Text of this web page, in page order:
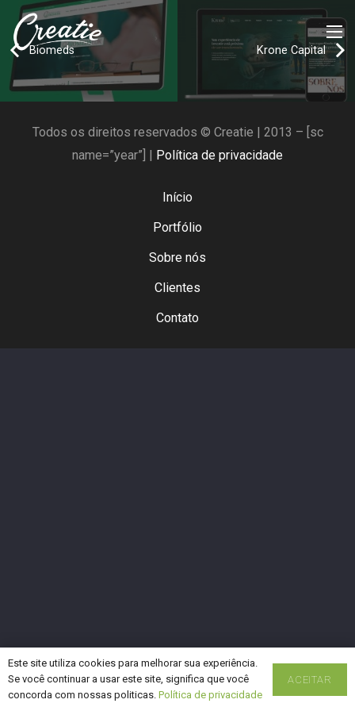
Biomeds Krone Capital
Todos os direitos reservados © Creatie | 2013 – [sc
name=”year”] | Política de privacidade
Início
Portfólio
Sobre nós
Clientes
Contato
Este site utiliza cookies para melhorar sua experiência.
Se você continuar a usar este site, significa que você
concorda com nossas politicas. Política de privacidade
ACEITAR